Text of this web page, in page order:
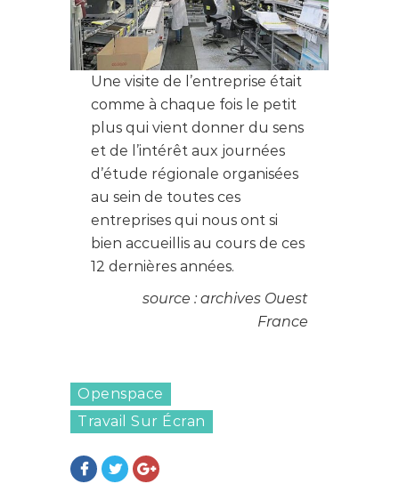
Une visite de l’entreprise était
comme à chaque fois le petit
plus qui vient donner du sens
et de l’intérêt aux journées
d’étude régionale organisées
au sein de toutes ces
entreprises qui nous ont si
bien accueillis au cours de ces
12 dernières années.
source : archives Ouest
France
Openspace
Travail Sur Écran